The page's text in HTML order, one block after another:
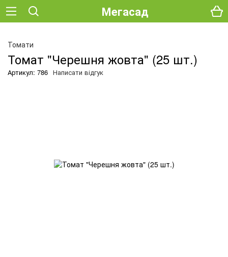
Мегасад
Томати
Томат "Черешня жовта" (25 шт.)
Артикул: 786 Написати відгук